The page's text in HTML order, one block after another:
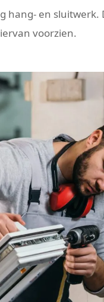
hang- en
voorzien.